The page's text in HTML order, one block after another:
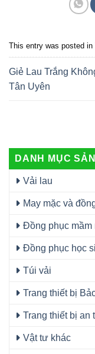
This entry was posted in
Giẻ Lau Trắng
Tân Uyên
DANH MỤC
Vải lau
May mặc và
Đồng phục mầm
Đồng phục học
Túi vải
Trang thiết bị
Trang thiết bị an
Vật tư khác